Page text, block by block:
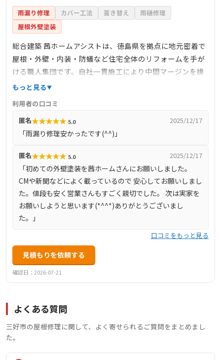
雨漏り修理 カバー工法 葺き替え
雨樋修理
屋根外壁塗装
総合建築 茜ホームアシストは、徳島県を拠点に地元密着で
屋根・外壁・内装・防蟻など住宅全体のリフォームを手が
ける職人集団です。自社一貫施工により中間マージンを排
除、迅速かつ丁寧な対応が強み。外壁塗装・屋根塗装・漆
料見積とカラーシミュレーション、保証付き施工が可能。
三好市の池田店は地域の実績多数で、近隣配慮とアフター
サポートを徹底しており、親切かつ誠実な接客と質の高い
もっと見る
利用者の口コミ
匿名★★★★★ 5.0 2025/12/17
「雨漏り修理安かったです(^^)」
匿名★★★★★ 5.0 2025/12/17
「初めての外壁塗装を茜ホームさんにお願いしました。
CMや新聞などによく載っているので 安心してお願いしまし
た。値段も安く営業さんもすごく親切でした。 次は実家を
お願いしようと思います(*^^*)ありがとうございまし
た。」
口コミをもっと見る
見積もりを依頼する
確認日：2026-07-21
よくある質問
三好市の屋根修理に関して、よく寄せられるご質問をまとめまし
た。